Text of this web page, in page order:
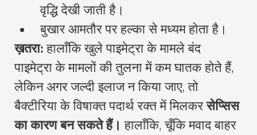
वृद्धि देखी जाती है।
बुखार आमतौर पर हल्का से मध्यम होता है।
ख़तरा: हालाँकि खुले पाइमेट्रा के मामले बंद
पाइमेट्रा के मामलों की तुलना में कम घातक होते हैं,
लेकिन अगर जल्दी इलाज न किया जाए, तो
बैक्टीरिया के विषाक्त पदार्थ रक्त में मिलकर सेप्सिस
का कारण बन सकते हैं। हालाँकि, चूँकि मवाद बाहर